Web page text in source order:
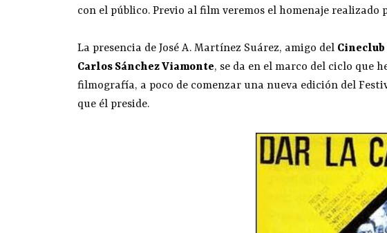
con el público. Previo al film veremos el homenaje realizado
La presencia de José A. Martínez Suárez, amigo del Cineclub
Carlos Sánchez Viamonte, se da en el marco del ciclo que
filmografía, a poco de comenzar una nueva edición del
que él preside.